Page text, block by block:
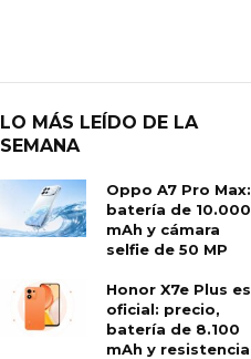
LO MÁS LEÍDO DE LA
SEMANA
Oppo A7 Pro Max:
batería de 10.000
mAh y cámara
selfie de 50 MP
Honor X7e Plus es
oficial: precio,
batería de 8.100
mAh y resistencia